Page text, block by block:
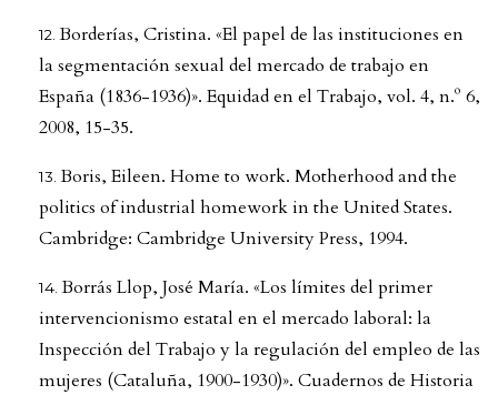
Borderías, Cristina. «El papel de las instituciones en
la segmentación sexual del mercado de trabajo en
España (1836-1936)». Equidad en el Trabajo, vol. 4, n.º 6,
2008, 15-35.
Boris, Eileen. Home to work. Motherhood and the
politics of industrial homework in the United States.
Cambridge: Cambridge University Press, 1994.
Borrás Llop, José María. «Los límites del primer
intervencionismo estatal en el mercado laboral: la
Inspección del Trabajo y la regulación del empleo de las
mujeres (Cataluña, 1900-1930)». Cuadernos de Historia